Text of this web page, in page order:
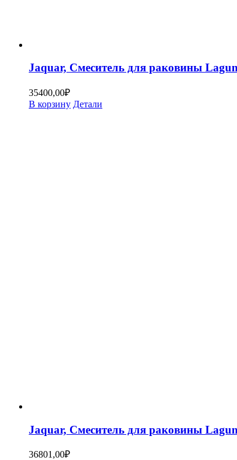
Jaquar, Смеситель для раковины
35400,00₽
В корзину Детали
Jaquar, Смеситель для раковины
36801,00₽